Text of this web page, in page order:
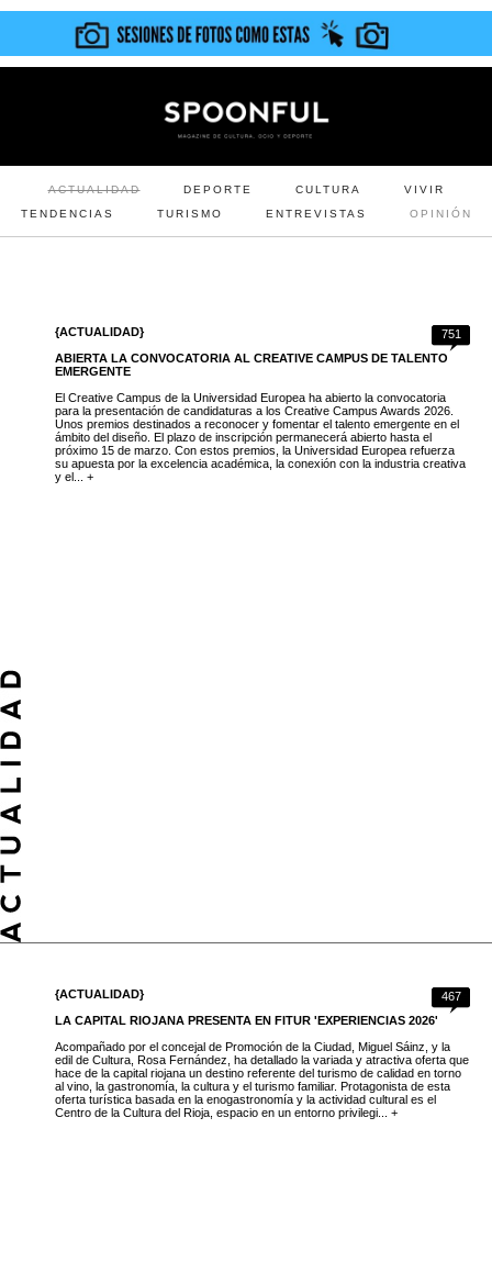
ACTUALIDAD DEPORTE CULTURA
VIVIR
TENDENCIAS
TURISMO ENTREVISTAS OPINIÓN
751
{ACTUALIDAD}
ABIERTA LA CONVOCATORIA AL CREATIVE CAMPUS DE TALENTO
EMERGENTE
El Creative Campus de la Universidad Europea ha abierto la convocatoria
para la presentación de candidaturas a los Creative Campus Awards 2026.
Unos premios destinados a reconocer y fomentar el talento emergente en el
ámbito del diseño. El plazo de inscripción permanecerá abierto hasta el
próximo 15 de marzo. Con estos premios, la Universidad Europea refuerza
su apuesta por la excelencia académica, la conexión con la industria creativa
y el... +
467
{ACTUALIDAD}
LA CAPITAL RIOJANA PRESENTA EN FITUR 'EXPERIENCIAS 2026'
Acompañado por el concejal de Promoción de la Ciudad, Miguel Sáinz, y la
edil de Cultura, Rosa Fernández, ha detallado la variada y atractiva oferta que
hace de la capital riojana un destino referente del turismo de calidad en torno
al vino, la gastronomía, la cultura y el turismo familiar. Protagonista de esta
oferta turística basada en la enogastronomía y la actividad cultural es el
Centro de la Cultura del Rioja, espacio en un entorno privilegi... +